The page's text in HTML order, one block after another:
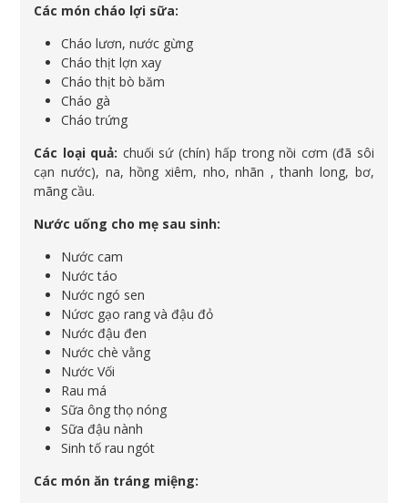
Các món cháo lợi sữa:
Cháo lươn, nước gừng
Cháo thịt lợn xay
Cháo thịt bò băm
Cháo gà
Cháo trứng
Các loại quả: chuối sứ (chín) hấp trong nồi cơm (đã sôi
cạn nước), na, hồng xiêm, nho, nhãn , thanh long, bơ,
mãng cầu.
Nước uống cho mẹ sau sinh:
Nước cam
Nước táo
Nước ngó sen
Nứơc gạo rang và đậu đỏ
Nước đậu đen
Nước chè vằng
Nước Vối
Rau má
Sữa ông thọ nóng
Sữa đậu nành
Sinh tố rau ngót
Các món ăn tráng miệng: